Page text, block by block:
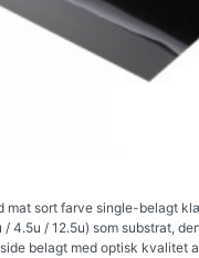
mat sort farve single-belagt
/ 4.5u / 12.5u) som substrat,
belagt med optisk kvalitet